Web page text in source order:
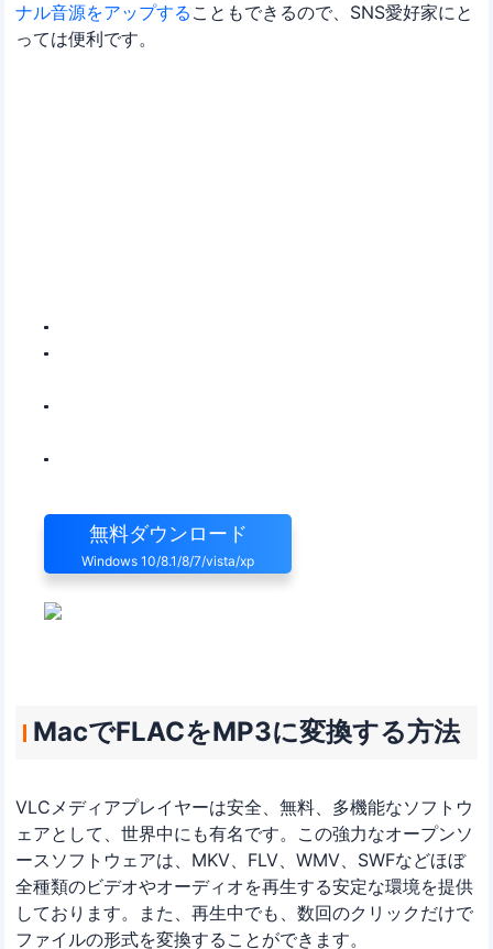
ナル音源をアップする こともできるので、SNS愛好家にと
っては便利です。
無料ダウンロード
Windows 10/8.1/8/7/vista/xp
MacでFLACをMP3に変換する方法
VLCメディアプレイヤーは安全、無料、多機能なソフトウ
ェアとして、世界中にも有名です。この強力なオープンソ
ースソフトウェアは、MKV、FLV、WMV、SWFなどほぼ
全種類のビデオやオーディオを再生する安定な環境を提供
しております。また、再生中でも、数回のクリックだけで
ファイルの形式を変換することができます。